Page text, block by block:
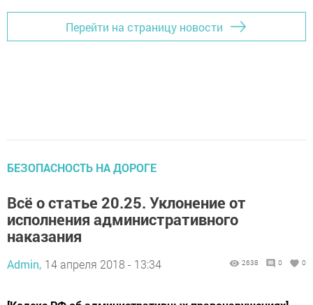
Перейти на страницу новости
БЕЗОПАСНОСТЬ НА ДОРОГЕ
Всё о статье 20.25. Уклонение от
исполнения административного
наказания
Admin, 14 апреля 2018 - 13:34 2638 0 0